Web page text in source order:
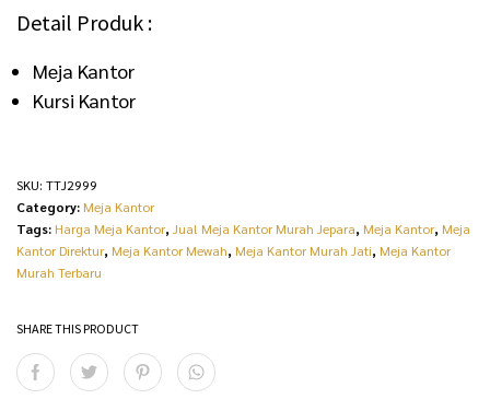
Detail Produk :
Meja Kantor
Kursi Kantor
SKU: TTJ2999
Category: Meja Kantor
Tags: Harga Meja Kantor, Jual Meja Kantor Murah Jepara, Meja Kantor, Meja
Kantor Direktur, Meja Kantor Mewah, Meja Kantor Murah Jati, Meja Kantor
Murah Terbaru
SHARE THIS PRODUCT